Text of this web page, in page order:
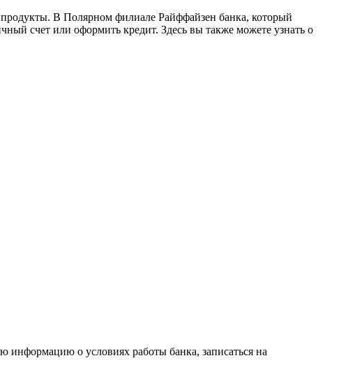
В Полярном филиале Райффайзен банка, который
счет или оформить кредит. Здесь вы также можете узнать о
информацию о условиях работы банка, записаться на